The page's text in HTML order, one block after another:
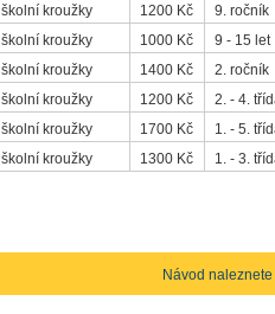
školní kroužky 1200 Kč
9. ročník
školní kroužky 1000 Kč
9 - 15 let
školní kroužky 1400 Kč
2. ročník
školní kroužky 1200 Kč
2. - 4.
školní kroužky 1700 Kč
1. - 5.
školní kroužky 1300 Kč
1. - 3.
Návod